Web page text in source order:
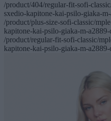
/product/404/regular-fit-sofi-
sxedio-kapitone-kai-psilo-giaka-
/product/plus-size-sofi-classic/
kapitone-kai-psilo-giaka-m-a2889-
/product/regular-fit-sofi-classic/
kapitone-kai-psilo-giaka-m-a2889-